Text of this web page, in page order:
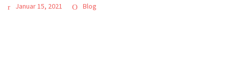
Januar 15, 2021 Blog